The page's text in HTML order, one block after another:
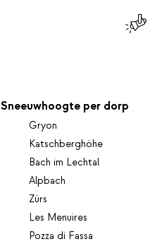
Sneeuwhoogte per dorp
Gryon
Katschberghöhe
Bach im Lechtal
Alpbach
Zürs
Les Menuires
Pozza di Fassa